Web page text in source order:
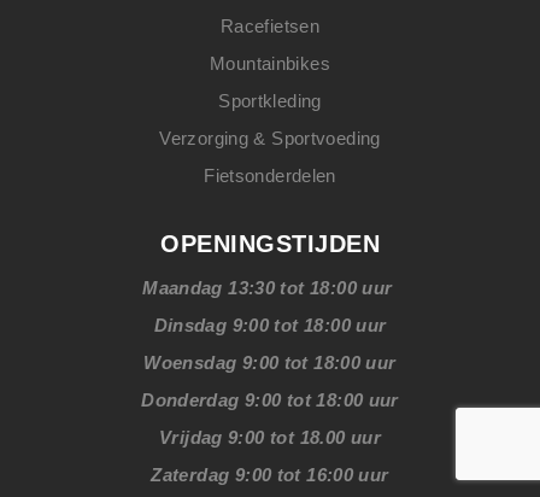
Racefietsen
Mountainbikes
Sportkleding
Verzorging & Sportvoeding
Fietsonderdelen
OPENINGSTIJDEN
Maandag 13:30 tot 18:00 uur
Dinsdag 9:00 tot 18:00 uur
Woensdag 9:00 tot 18:00 uur
Donderdag 9:00 tot 18:00 uur
Vrijdag 9:00 tot 18.00 uur
Zaterdag 9:00 tot 16:00 uur